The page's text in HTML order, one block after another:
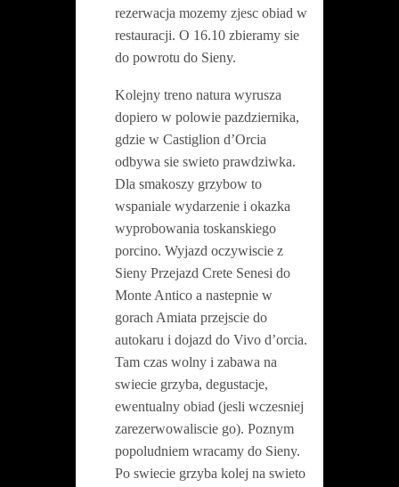
rezerwacja mozemy zjesc obiad w
restauracji. O 16.10 zbieramy sie
do powrotu do Sieny.
Kolejny treno natura wyrusza
dopiero w polowie pazdziernika,
gdzie w Castiglion d’Orcia
odbywa sie swieto prawdziwka.
Dla smakoszy grzybow to
wspaniale wydarzenie i okazka
wyprobowania toskanskiego
porcino. Wyjazd oczywiscie z
Sieny Przejazd Crete Senesi do
Monte Antico a nastepnie w
gorach Amiata przejscie do
autokaru i dojazd do Vivo d’orcia.
Tam czas wolny i zabawa na
swiecie grzyba, degustacje,
ewentualny obiad (jesli wczesniej
zarezerwowaliscie go). Poznym
popoludniem wracamy do Sieny.
Po swiecie grzyba kolej na swieto